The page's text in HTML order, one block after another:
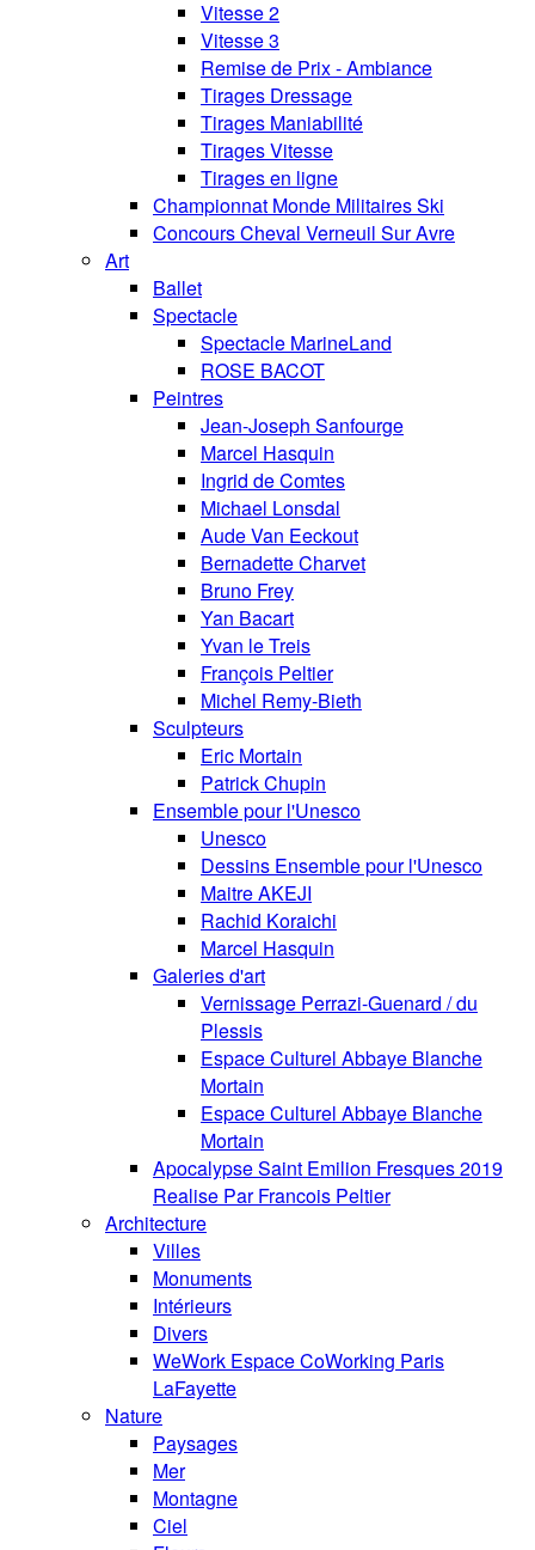
Vitesse 2
Vitesse 3
Remise de Prix - Ambiance
Tirages Dressage
Tirages Maniabilité
Tirages Vitesse
Tirages en ligne
Championnat Monde Militaires Ski
Concours Cheval Verneuil Sur Avre
Art
Ballet
Spectacle
Spectacle MarineLand
ROSE BACOT
Peintres
Jean-Joseph Sanfourge
Marcel Hasquin
Ingrid de Comtes
Michael Lonsdal
Aude Van Eeckout
Bernadette Charvet
Bruno Frey
Yan Bacart
Yvan le Treis
François Peltier
Michel Remy-Bieth
Sculpteurs
Eric Mortain
Patrick Chupin
Ensemble pour l'Unesco
Unesco
Dessins Ensemble pour l'Unesco
Maitre AKEJI
Rachid Koraichi
Marcel Hasquin
Galeries d'art
Vernissage Perrazi-Guenard / du
Plessis
Espace Culturel Abbaye Blanche
Mortain
Espace Culturel Abbaye Blanche
Mortain
Apocalypse Saint Emilion Fresques 2019
Realise Par Francois Peltier
Architecture
Villes
Monuments
Intérieurs
Divers
WeWork Espace CoWorking Paris
LaFayette
Nature
Paysages
Mer
Montagne
Ciel